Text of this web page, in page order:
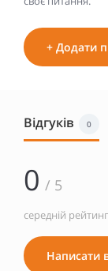
+ Додати
Відгуків 0
0 / 5
середній
Написати